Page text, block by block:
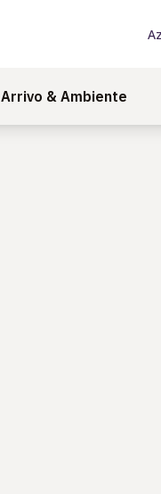
Arrivo & Ambiente